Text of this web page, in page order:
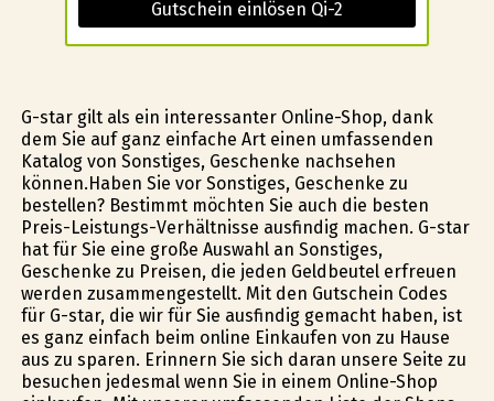
Gutschein einlösen Qi-2
G-star gilt als ein interessanter Online-Shop, dank
dem Sie auf ganz einfache Art einen umfassenden
Katalog von Sonstiges, Geschenke nachsehen
können.Haben Sie vor Sonstiges, Geschenke zu
bestellen? Bestimmt möchten Sie auch die besten
Preis-Leistungs-Verhältnisse ausfindig machen. G-star
hat für Sie eine große Auswahl an Sonstiges,
Geschenke zu Preisen, die jeden Geldbeutel erfreuen
werden zusammengestellt. Mit den Gutschein Codes
für G-star, die wir für Sie ausfindig gemacht haben, ist
es ganz einfach beim online Einkaufen von zu Hause
aus zu sparen. Erinnern Sie sich daran unsere Seite zu
besuchen jedesmal wenn Sie in einem Online-Shop